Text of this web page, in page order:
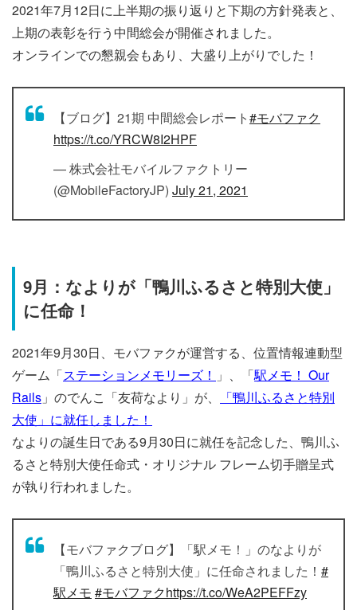
2021年7月12日に上半期の振り返りと下期の方針発表と、
上期の表彰を行う中間総会が開催されました。
オンラインでの懇親会もあり、大盛り上がりでした！
【ブログ】21期 中間総会レポート#モバファク
https://t.co/YRCW8I2HPF
— 株式会社モバイルファクトリー
(@MobileFactoryJP) July 21, 2021
9月：なよりが「鴨川ふるさと特別大使」
に任命！
2021年9月30日、モバファクが運営する、位置情報連動型
ゲーム「ステーションメモリーズ！ 」、「駅メモ！ Our
Rails 」のでんこ「友荷なより」が、
「鴨川ふるさと特別
大使」に就任しました！
なよりの誕生日である9月30日に就任を記念した、鴨川ふ
るさと特別大使任命式・オリジナル フレーム切手贈呈式
が執り行われました。
【モバファクブログ】「駅メモ！」のなよりが
「鴨川ふるさと特別大使」に任命されました！ #
駅メモ #モバファクhttps://t.co/WeA2PEFFzy